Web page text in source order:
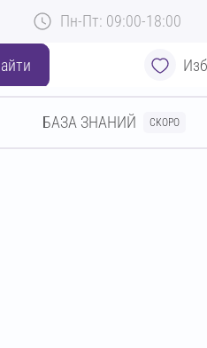
Пн-Пт: 09:00-18:00
БАЗА ЗНАНИЙ СКОРО